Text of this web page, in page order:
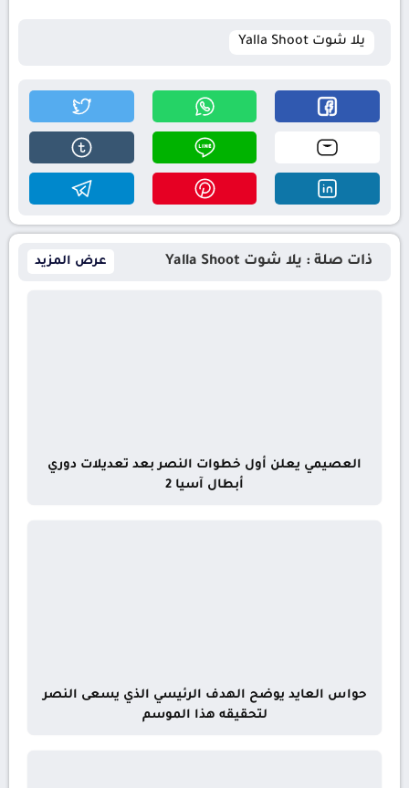
يلا شوت Yalla Shoot
ذات صلة : يلا شوت Yalla Shoot عرض المزيد
العصيمي يعلن أول خطوات النصر بعد تعديلات دوري
أبطال آسيا 2
حواس العايد يوضح الهدف الرئيسي الذي يسعى النصر
لتحقيقه هذا الموسم